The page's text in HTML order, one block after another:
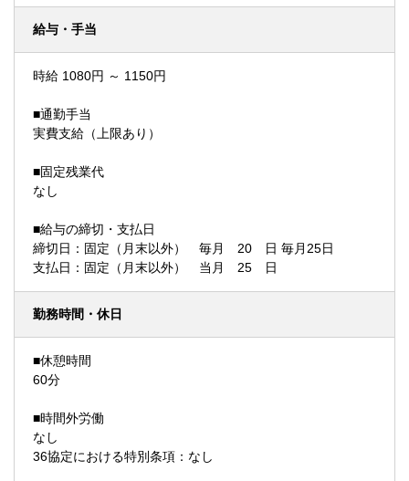
給与・手当
時給 1080円 ～ 1150円
■通勤手当
実費支給（上限あり）
■固定残業代
なし
■給与の締切・支払日
締切日：固定（月末以外） 毎月 20 日 毎月25日
支払日：固定（月末以外） 当月 25 日
勤務時間・休日
■休憩時間
60分
■時間外労働
なし
36協定における特別条項：なし